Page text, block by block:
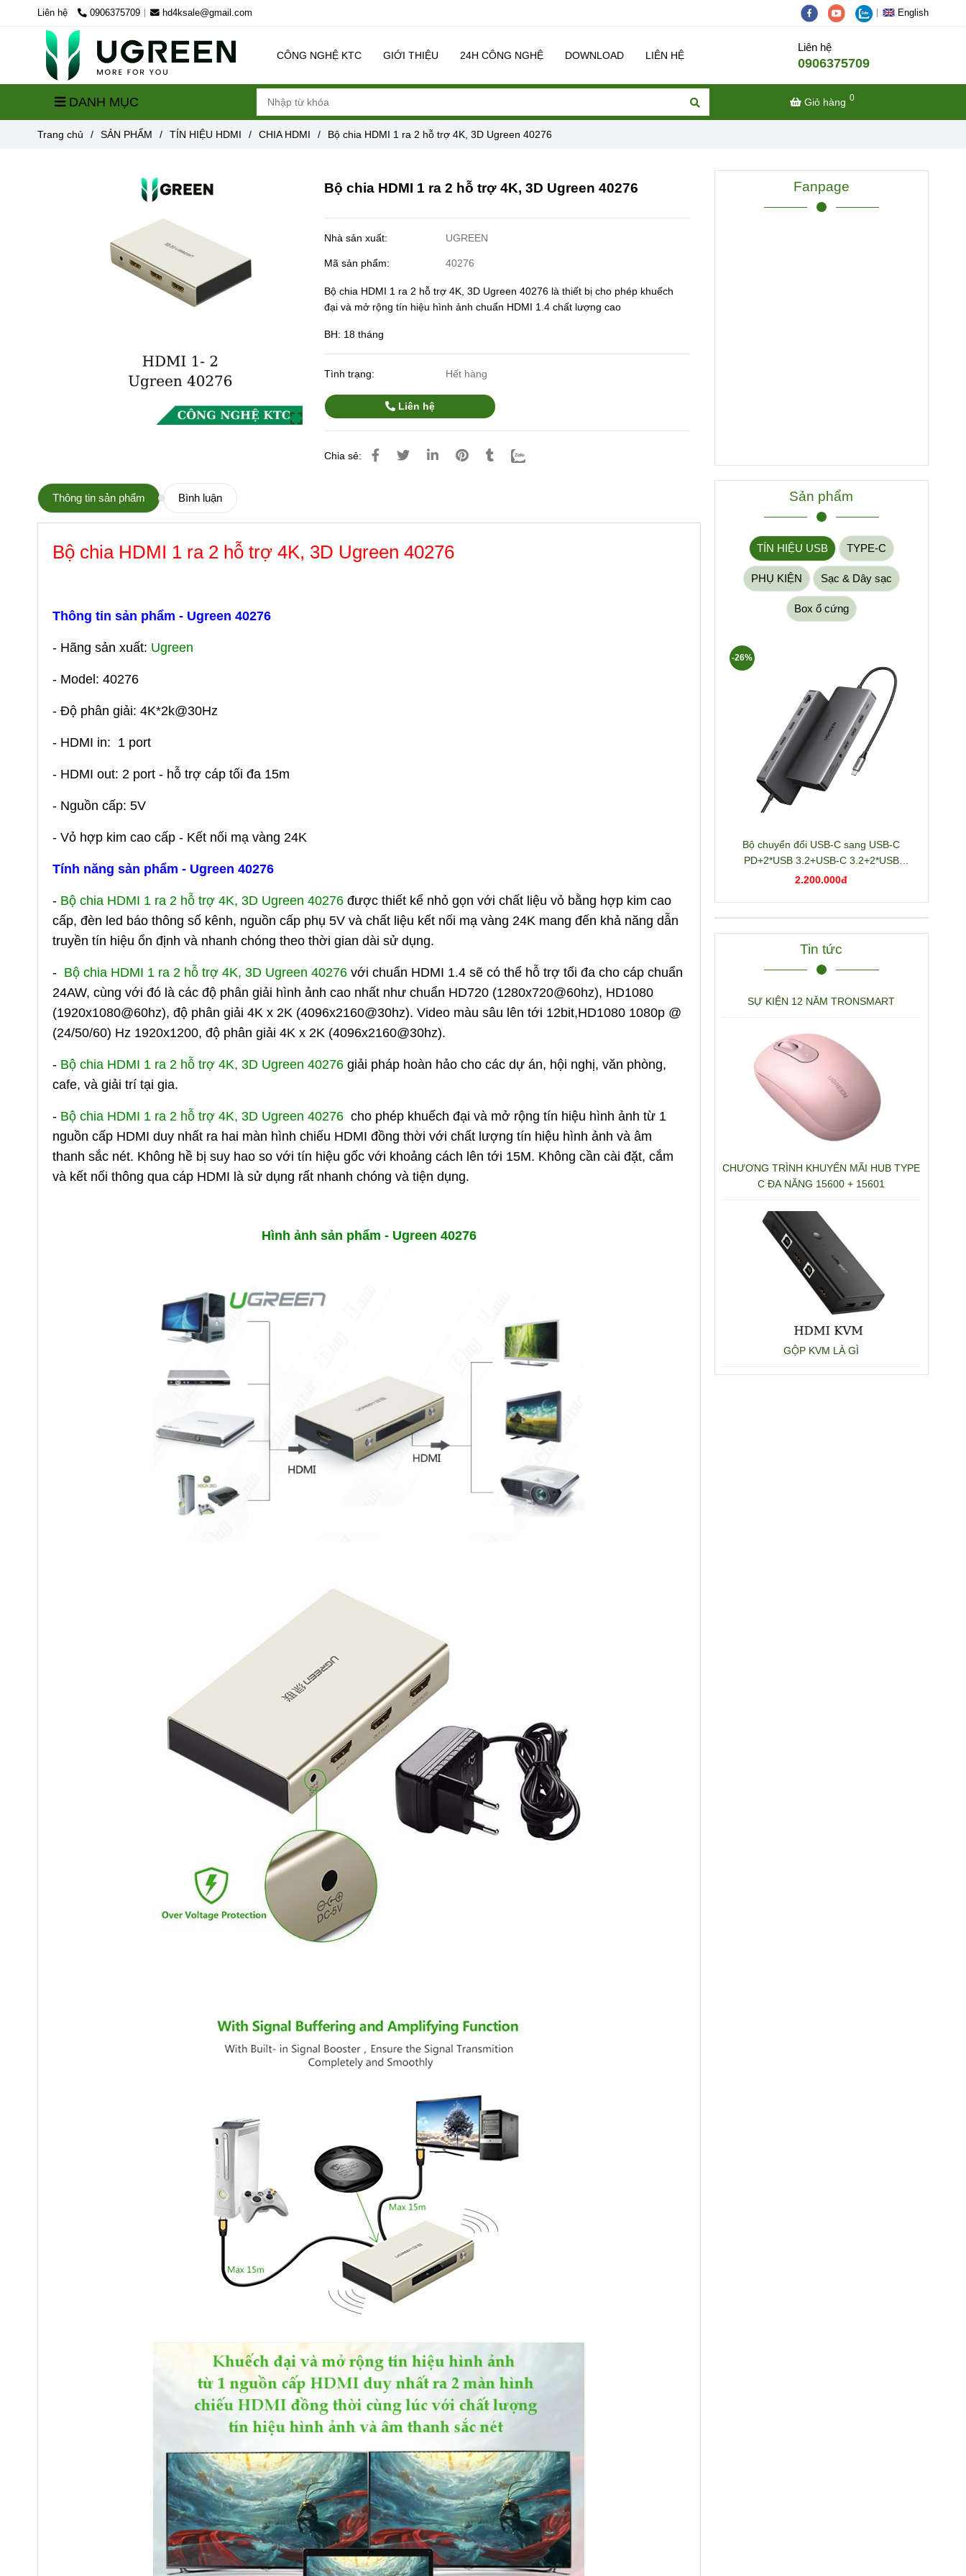
Liên hệ 0906375709 hd4ksale@gmail.com English
CÔNG NGHỆ KTC GIỚI THIỆU 24H CÔNG NGHỆ DOWNLOAD LIÊN HỆ
Liên hệ
0906375709
DANH MỤC Giỏ hàng 0
Trang chủ / SẢN PHẨM / TÍN HIỆU HDMI / CHIA HDMI / Bộ chia HDMI 1 ra 2 hỗ trợ 4K, 3D Ugreen 40276
Bộ chia HDMI 1 ra 2 hỗ trợ 4K, 3D Ugreen 40276
Nhà sản xuất: UGREEN
Mã sản phẩm: 40276
Bộ chia HDMI 1 ra 2 hỗ trợ 4K, 3D Ugreen 40276 là thiết bị cho phép khuếch
đại và mở rộng tín hiệu hình ảnh chuẩn HDMI 1.4 chất lượng cao
BH: 18 tháng
Tình trạng: Hết hàng
Liên hệ
Chia sẻ:
Thông tin sản phẩm Bình luận
Bộ chia HDMI 1 ra 2 hỗ trợ 4K, 3D Ugreen 40276
Thông tin sản phẩm - Ugreen 40276
- Hãng sản xuất: Ugreen
- Model: 40276
- Độ phân giải: 4K*2k@30Hz
- HDMI in: 1 port
- HDMI out: 2 port - hỗ trợ cáp tối đa 15m
- Nguồn cấp: 5V
- Vỏ hợp kim cao cấp - Kết nối mạ vàng 24K
Tính năng sản phẩm - Ugreen 40276
- Bộ chia HDMI 1 ra 2 hỗ trợ 4K, 3D Ugreen 40276 được thiết kể nhỏ gọn với chất liệu vỏ bằng hợp kim cao
cấp, đèn led báo thông số kênh, nguồn cấp phụ 5V và chất liệu kết nối mạ vàng 24K mang đến khả năng dẫn
truyền tín hiệu ổn định và nhanh chóng theo thời gian dài sử dụng.
- Bộ chia HDMI 1 ra 2 hỗ trợ 4K, 3D Ugreen 40276 với chuẩn HDMI 1.4 sẽ có thể hỗ trợ tối đa cho cáp chuẩn
24AW, cùng với đó là các độ phân giải hình ảnh cao nhất như chuẩn HD720 (1280x720@60hz), HD1080
(1920x1080@60hz), độ phân giải 4K x 2K (4096x2160@30hz). Video màu sâu lên tới 12bit,HD1080 1080p @
(24/50/60) Hz 1920x1200, độ phân giải 4K x 2K (4096x2160@30hz).
- Bộ chia HDMI 1 ra 2 hỗ trợ 4K, 3D Ugreen 40276 giải pháp hoàn hảo cho các dự án, hội nghị, văn phòng,
cafe, và giải trí tại gia.
- Bộ chia HDMI 1 ra 2 hỗ trợ 4K, 3D Ugreen 40276 cho phép khuếch đại và mở rộng tín hiệu hình ảnh từ 1
nguồn cấp HDMI duy nhất ra hai màn hình chiếu HDMI đồng thời với chất lượng tín hiệu hình ảnh và âm
thanh sắc nét. Không hề bị suy hao so với tín hiệu gốc với khoảng cách lên tới 15M. Không cần cài đặt, cắm
và kết nối thông qua cáp HDMI là sử dụng rất nhanh chóng và tiện dụng.
Hình ảnh sản phẩm - Ugreen 40276
Fanpage
Sản phẩm
TÍN HIỆU USB TYPE-C
PHỤ KIỆN Sạc & Dây sạc
Box ổ cứng
Bộ chuyển đổi USB-C sang USB-C
PD+2*USB 3.2+USB-C 3.2+2*USB
3.0+RJ45+2*HDMI+DP+SD/TF+3.5mm
2.200.000đ
-26%
Tin tức
SỰ KIỆN 12 NĂM TRONSMART
CHƯƠNG TRÌNH KHUYẾN MÃI HUB TYPE
C ĐA NĂNG 15600 + 15601
GỘP KVM LÀ GÌ